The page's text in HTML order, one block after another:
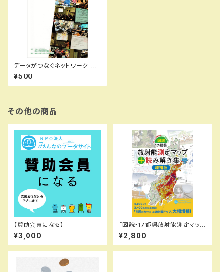
データがつなぐネットワーク「市
民放射能測定 4年間の軌跡と
これから」 （2015年8月25日
発行）
¥500
その他の商品
【賛助会員になる】
¥3,000
「図説・17都県放射能測定マップ
＋読み解き集 増補版」
¥2,800